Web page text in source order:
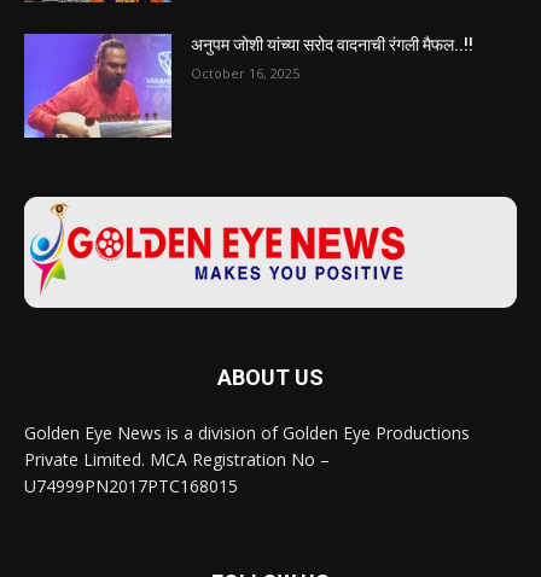
अनुपम जोशी यांच्या सरोद वादनाची रंगली मैफल..!!
October 16, 2025
ABOUT US
Golden Eye News is a division of Golden Eye Productions
Private Limited. MCA Registration No –
U74999PN2017PTC168015